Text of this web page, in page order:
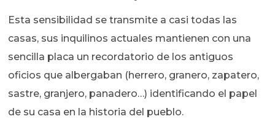
Esta sensibilidad se transmite a casi todas las
casas, sus inquilinos actuales mantienen con una
sencilla placa un recordatorio de los antiguos
oficios que albergaban (herrero, granero, zapatero,
sastre, granjero, panadero…) identificando el papel
de su casa en la historia del pueblo.